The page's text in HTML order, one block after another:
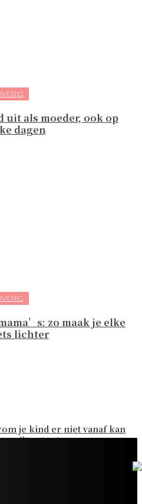
uit als moeder, ook op
dagen
zo maak je elke
lichter
je kind er niet vanaf kan
wilt weten)